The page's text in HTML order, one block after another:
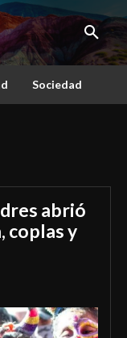
Sociedad
abrió
coplas y